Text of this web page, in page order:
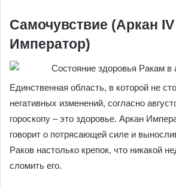
Самочувствие (Аркан
Император)
Единственная область, в которой не
негативных изменений, согласно
гороскопу – это здоровье. Аркан
говорит о потрясающей силе и
Раков настолько крепок, что никакой
сломить его.